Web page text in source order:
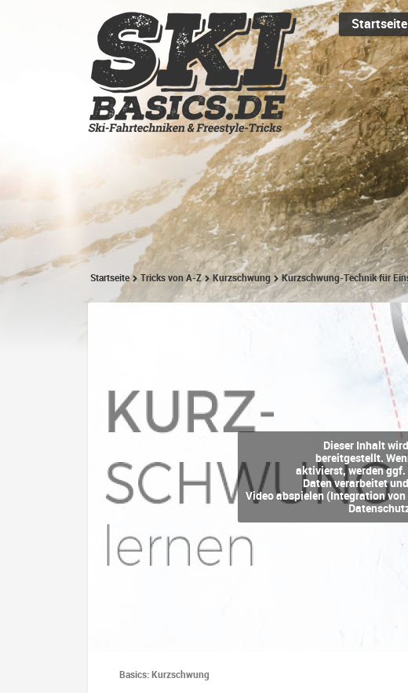
Startseite
Startseite Tricks von A-Z Kurzschwung Kurzschwung-Technik für
Dieser Inhalt
bereitgestellt.
aktivierst, werden ggf.
Daten verarbeitet
Video abspielen (Integration
Basics: Kurzschwung